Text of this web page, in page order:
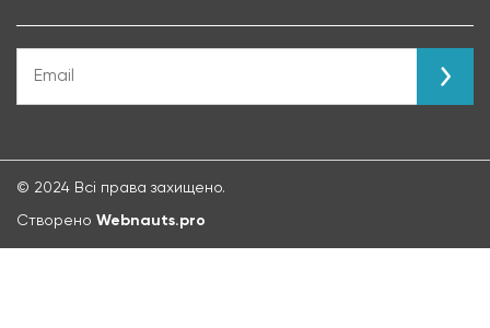
© 2024 Всі права захищено.
Створено Webnauts.pro